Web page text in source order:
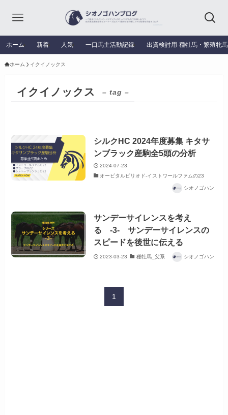
ホーム 新着 人気 一口馬主活動記録 出資検討用‐種牡馬・繁殖牝
ホーム イクイノックス
イクイノックス – tag –
シルクHC 2024年度募集 キタサ
ンブラック産駒全5頭の分析
2024-07-23
オービタルピリオド-イストワールファムの23
シオノゴハン
サンデーサイレンスを考え
る -3- サンデーサイレンスの
スピードを後世に伝える
2023-03-23 種牡馬_父系 シオノゴハン
1